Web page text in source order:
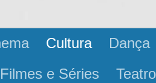
Cultura Dança
e Séries